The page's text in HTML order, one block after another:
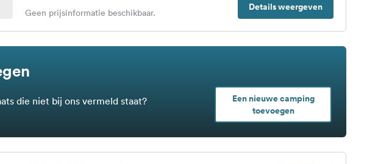
Details weergeven
Geen prijsinformatie beschikbaar.
die niet bij ons vermeld staat?
Een nieuwe camping
toevoegen